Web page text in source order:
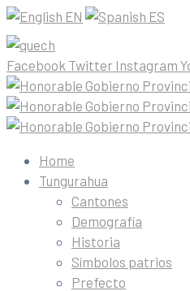
EN ES
Facebook Twitter Instagram
Home
Tungurahua
Cantones
Demografía
Historia
Símbolos patrios
Prefecto